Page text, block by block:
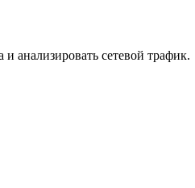
анализировать сетевой трафик.